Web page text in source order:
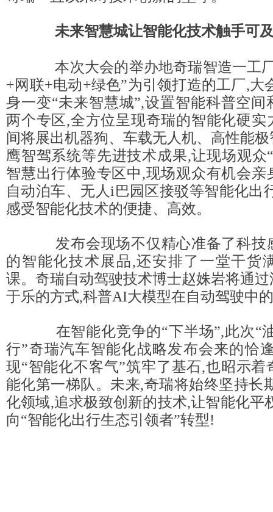
未来智慧城让智能化技术触手可
本次大会的举办地奇瑞智造一工
+网联+电动+绿色”为引领打造的工厂,大
身一变“未来智慧城”,设置智能科普空间
两个专区,全方位呈现奇瑞的智能化硬实
间将展出机器狗、车载无人机、高性能
鹰智驾系统等先进技术成果,让现场观众
智慧出行体验专区中,现场观众有机会亲
自动泊车、无人i巴园区接驳等智能化出
感受智能化技术的便捷、高效。
发布会现场不仅精心准备了科技
的智能化技术展品,还安排了一堂干货
课。奇瑞自动驾驶技术博士赵姝岩将通
于乐的方式,科普AI大模型在自动驾驶中
在智能化竞争的“下半场”,此次“
行”奇瑞汽车智能化战略发布会来的恰
现“智能化不客气”筑牢了基石,也昭示着
能化第一梯队。未来,奇瑞将始终坚持长
化领域,追求极致创新的技术,让智能化平
向“智能化出行生态引领者”转型!